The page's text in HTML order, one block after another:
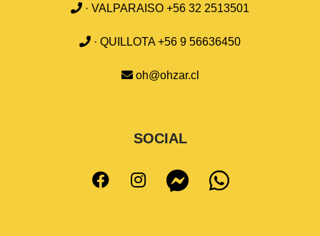
· VALPARAISO +56 32 2513501
· QUILLOTA +56 9 56636450
oh@ohzar.cl
SOCIAL